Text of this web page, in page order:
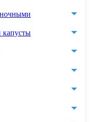
капусты